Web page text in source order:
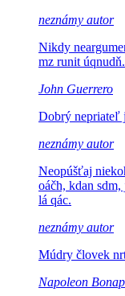
neznámy autor
Nikdy
mz runit úqnudň.
John Guerrero
Dobrý nepriateľ
neznámy autor
Neopúšťaj
oáčh, kdan
lá qác.
neznámy autor
Múdry človek
Napoleon